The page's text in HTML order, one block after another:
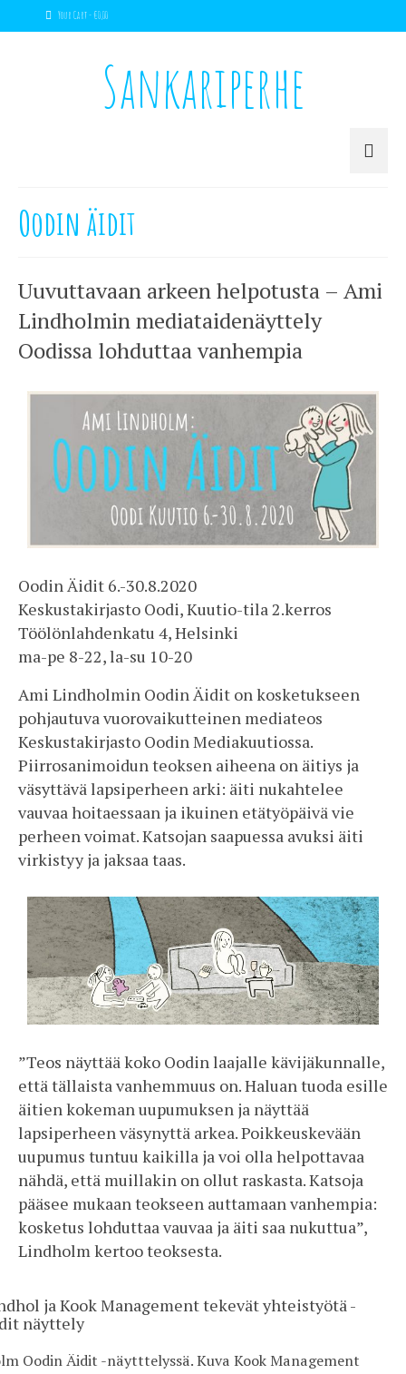
Your Cart-€0,00
Sankariperhe
Oodin äidit
Uuvuttavaan arkeen helpotusta – Ami
Lindholmin mediataidenäyttely
Oodissa lohduttaa vanhempia
Oodin Äidit 6.-30.8.2020
Keskustakirjasto Oodi, Kuutio-tila 2.kerros
Töölönlahdenkatu 4, Helsinki
ma-pe 8-22, la-su 10-20
Ami Lindholmin Oodin Äidit on kosketukseen
pohjautuva vuorovaikutteinen mediateos
Keskustakirjasto Oodin Mediakuutiossa.
Piirrosanimoidun teoksen aiheena on äitiys ja
väsyttävä lapsiperheen arki: äiti nukahtelee
vauvaa hoitaessaan ja ikuinen etätyöpäivä vie
perheen voimat. Katsojan saapuessa avuksi äiti
virkistyy ja jaksaa taas.
”Teos näyttää koko Oodin laajalle kävijäkunnalle,
että tällaista vanhemmuus on. Haluan tuoda esille
äitien kokeman uupumuksen ja näyttää
lapsiperheen väsynyttä arkea. Poikkeuskevään
uupumus tuntuu kaikilla ja voi olla helpottavaa
nähdä, että muillakin on ollut raskasta. Katsoja
pääsee mukaan teokseen auttamaan vanhempia:
kosketus lohduttaa vauvaa ja äiti saa nukuttua”,
Lindholm kertoo teoksesta.
Oodin Äidit -näytttelyssä. Kuva Kook Management